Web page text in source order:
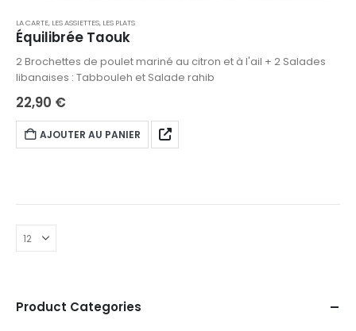
LA CARTE, LES ASSIETTES, LES PLATS
Équilibrée Taouk
2 Brochettes de poulet mariné au citron et à l'ail + 2 Salades
libanaises : Tabbouleh et Salade rahib
22,90 €
AJOUTER AU PANIER
Product Categories